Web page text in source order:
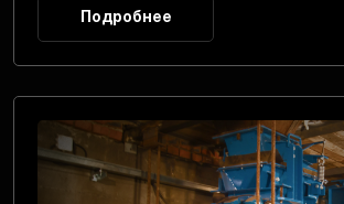
Подробнее